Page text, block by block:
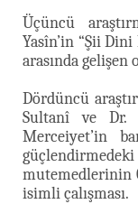
Üçüncü
Yasîn’in “Şii
arasında gelişen
Dördüncü
Sultanî ve Dr.
Merceiyet’in
mutemedlerinin
isimli çalışması.